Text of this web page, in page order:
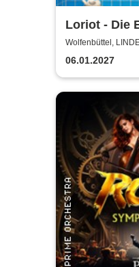
Loriot - Die
draußen!
Wolfenbüttel,
WOLFENBÜTTEL
06.01.2027